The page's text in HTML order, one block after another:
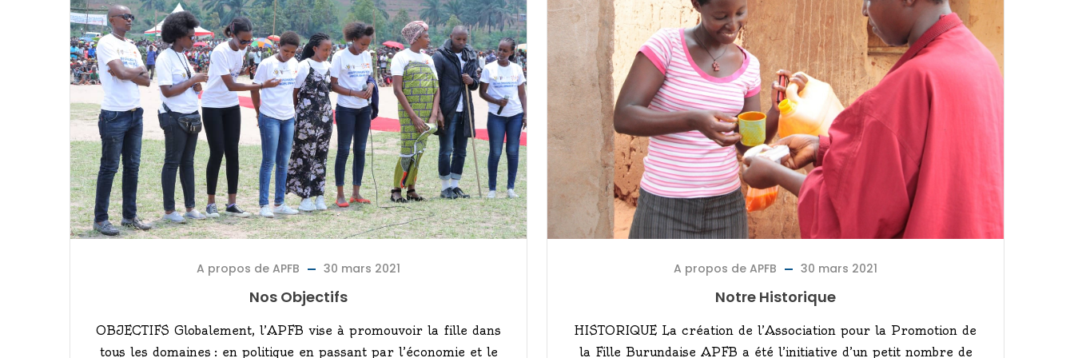
A propos de APFB 30 mars 2021
Nos Objectifs
OBJECTIFS Globalement, l’APFB vise à promouvoir la fille dans
tous les domaines : en politique en passant par l’économie et le
A propos de APFB 30 mars 2021
Notre Historique
HISTORIQUE La création de l’Association pour la Promotion de
la Fille Burundaise APFB a été l’initiative d’un petit nombre de